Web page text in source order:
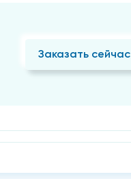
Заказать сейчас